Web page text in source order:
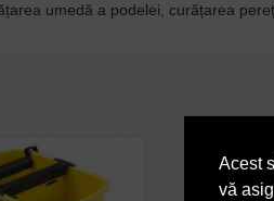
Acest
vă
umedă a podelei, curățarea